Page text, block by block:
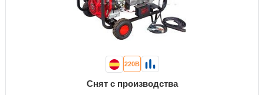
220В
Снят с производства